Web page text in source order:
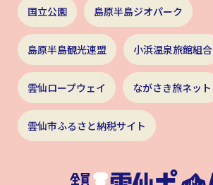
国立公園 島原半島ジオパーク
島原半島観光連盟 小浜温泉旅館組合
雲仙ロープウェイ ながさき旅ネット
雲仙市ふるさと納税サイト